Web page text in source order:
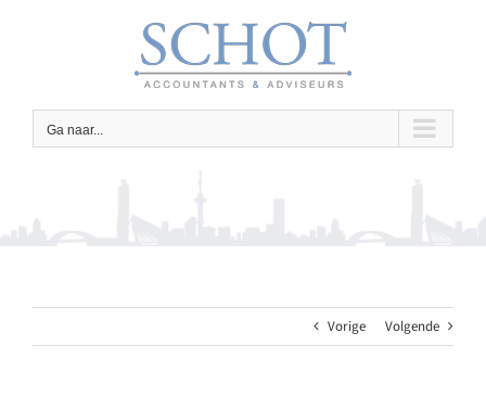
Ga naar...
Vorige Volgende